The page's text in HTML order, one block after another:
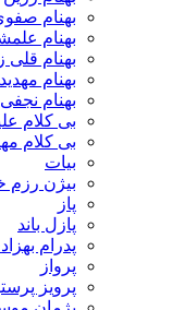
بهنام
بهنام
بهنام قلی
بهنام
بهنام نجفی
بی کلام
بی کلام
بیات
بیژن رزم
پاز
پازل باند
پدرام
پرواز
پرویز